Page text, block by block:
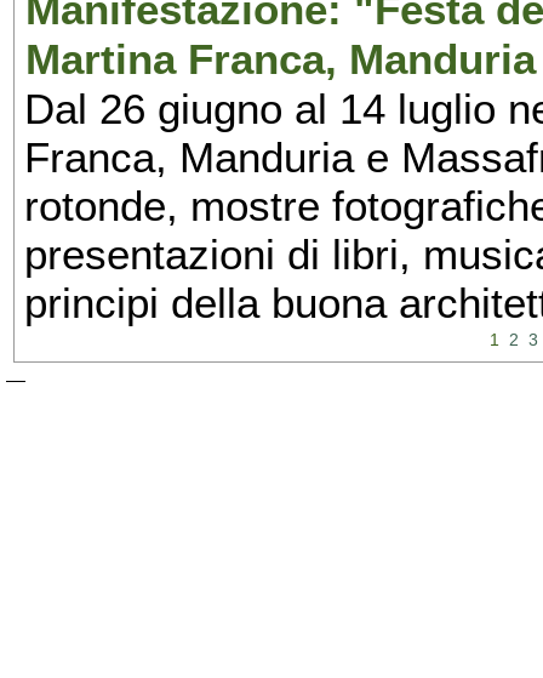
Martina Franca,
Dal 26 giugno al 14 luglio
Franca, Manduria e
rotonde, mostre
presentazioni di libri,
principi della buona
1 2 3